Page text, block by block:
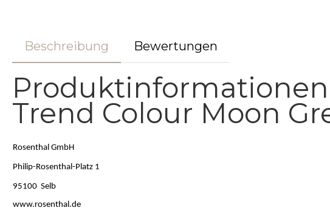
Beschreibung Bewertungen
Produktinformationen
Trend Colour Moon
Rosenthal GmbH
Philip-Rosenthal-Platz 1
95100 Selb
www.rosenthal.de